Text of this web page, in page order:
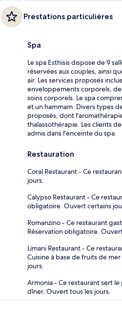
Prestations particulières
Spa
Le spa Esthisis dispose de 9
réservées aux couples, ainsi
air. Les services proposés
enveloppements corporels,
soins corporels. Le spa
et un hammam. Divers types
proposés, dont
thalassothérapie. Les clients
admis dans l'enceinte du spa.
Restauration
Coral Restaurant - Ce
jours.
Calypso Restaurant - Ce
obligatoire. Ouvert certains
Romanzino - Ce restaurant
Réservation obligatoire.
Limani Restaurant - Ce
Cuisine à base de fruits de
jours.
Armonia - Ce restaurant sert
dîner. Ouvert tous les jours.